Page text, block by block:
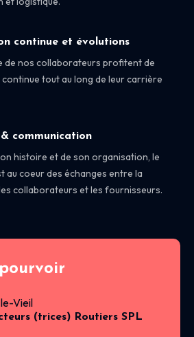
continue et évolutions
de nos collaborateurs profitent de
tout au long de leur carrière
& communication
histoire et de son organisation, le
au coeur des échanges entre la
collaborateurs et les fournisseurs.
Vieil
(trices) Routiers SPL